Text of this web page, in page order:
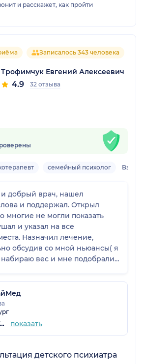
и расскажет, как пройти
Записалось 343 человека
Трофимчук Евгений Алексеевич
4.9 32 отзыва
семейный психолог
добрый врач, нашел
и поддержал. Открыл
многие не могли показать
и указал на все
Назначил лечение,
обсудив со мной ньюансы( я
вес и мне подобрали
было для меня очень важно.
с данным врачом и дальше,
улучшение состояния
+7 (812) 604-77-48 показать
детского психиатра